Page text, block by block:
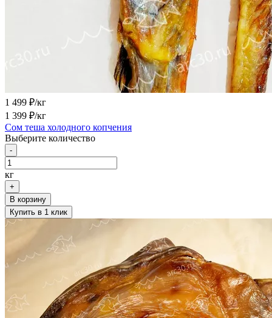
1 499 ₽/кг
1 399 ₽/кг
Сом теша холодного копчения
Выберите количество
-
кг
+
В корзину
Купить в 1 клик